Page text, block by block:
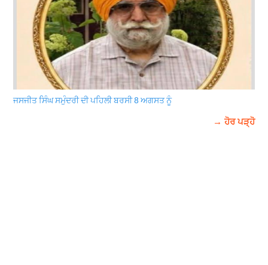
ਜਸਜੀਤ ਸਿੰਘ ਸਮੁੰਦਰੀ ਦੀ ਪਹਿਲੀ ਬਰਸੀ 8 ਅਗਸਤ ਨੂੰ
→ ਹੋਰ ਪੜ੍ਹੋ